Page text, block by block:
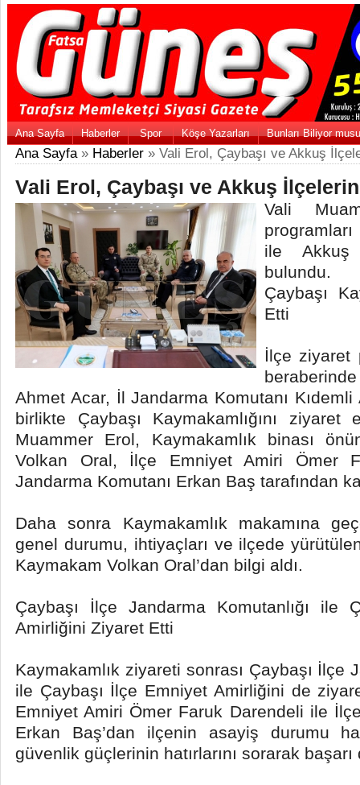
Ana Sayfa Haberler Spor Köşe Yazarları Bunları Biliyor
Ana Sayfa» Haberler » Vali Erol, Çaybaşı ve Akkuş
Vali Erol, Çaybaşı ve Akkuş
Vali
ile Akkuş
bulundu.
Çaybaşı
Etti
İlçe ziyaret
Ahmet Acar, İl Jandarma Komutanı
birlikte Çaybaşı Kaymakamlığını ziyaret
Muammer Erol, Kaymakamlık binası
Volkan Oral, İlçe Emniyet Amiri Ömer
Jandarma Komutanı Erkan Baş tarafından
Daha sonra Kaymakamlık makamına
genel durumu, ihtiyaçları ve ilçede
Kaymakam Volkan Oral’dan bilgi aldı.
Çaybaşı İlçe Jandarma Komutanlığı ile
Amirliğini Ziyaret Etti
Kaymakamlık ziyareti sonrası Çaybaşı İlçe
ile Çaybaşı İlçe Emniyet Amirliğini de
Emniyet Amiri Ömer Faruk Darendeli ile
Erkan Baş’dan ilçenin asayiş durumu
güvenlik güçlerinin hatırlarını sorarak